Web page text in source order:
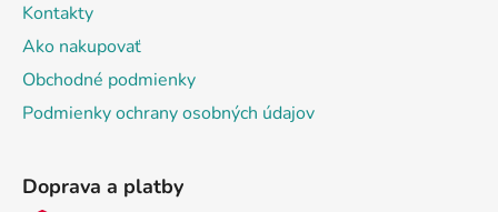
Kontakty
Ako nakupovať
Obchodné podmienky
Podmienky ochrany osobných údajov
Doprava a platby